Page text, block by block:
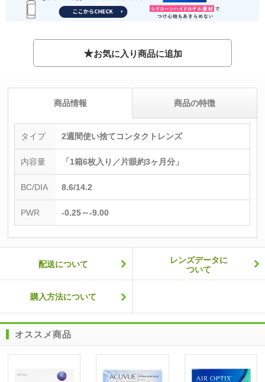
★お気に入り商品に追加
商品情報
タイプ 2週間使い捨てコンタクトレンズ
内容量 「1箱6枚入り／片眼約3ヶ月分」
BC/DIA 8.6/14.2
PWR -0.25～-9.00
商品の特徴
配送について
レンズデータに
ついて
購入方法について
オススメ商品